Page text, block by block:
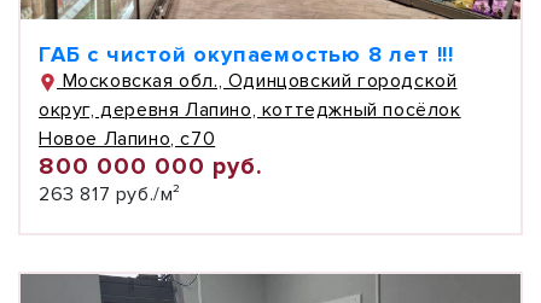
ГАБ с чистой окупаемостью 8 лет !!!
Московская обл., Одинцовский городской
округ, деревня Лапино, коттеджный посёлок
Новое Лапино, с70
800 000 000 руб.
263 817 руб./м²